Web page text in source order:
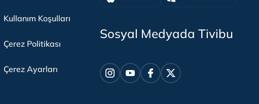
Kullanım Koşulları
Çerez Politikası
Çerez Ayarları
Sosyal Medyada Tivibu